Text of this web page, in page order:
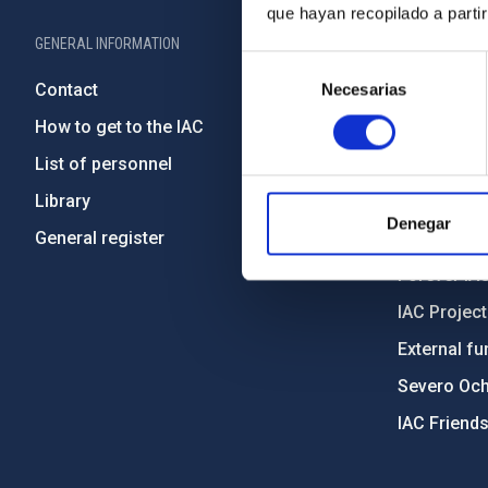
que hayan recopilado a
consentimiento
Necesarias
Denegar
GENERAL INFORMATION
Contact
How to get to the IAC
List of personnel
Library
General register
Legislation
Gender
Forever
IAC
External
Severo
IAC Friends